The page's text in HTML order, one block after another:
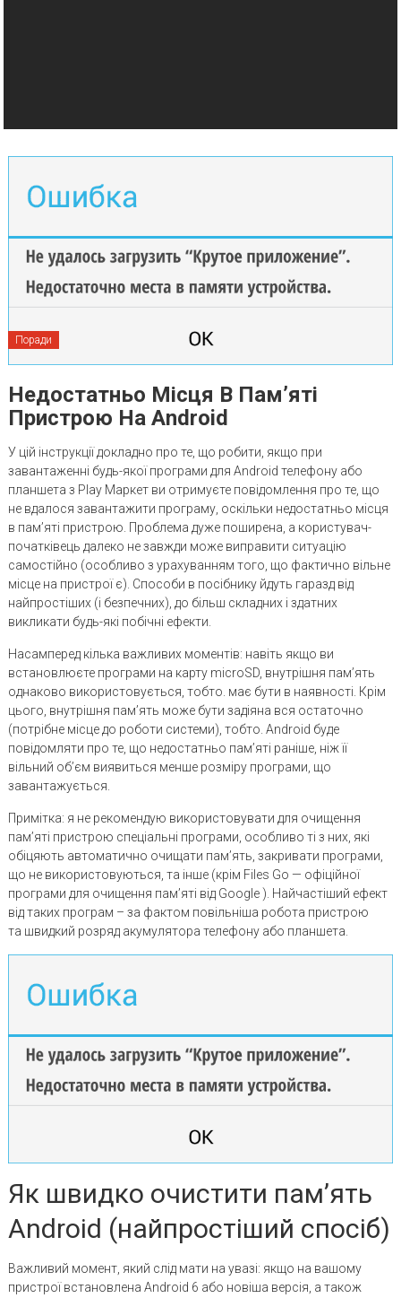
Поради
Недостатньо Місця В Пам’яті
Пристрою На Android
У цій інструкції докладно про те, що робити, якщо при
завантаженні будь-якої програми для Android телефону або
планшета з Play Маркет ви отримуєте повідомлення про те, що
не вдалося завантажити програму, оскільки недостатньо місця
в пам’яті пристрою. Проблема дуже поширена, а користувач-
початківець далеко не завжди може виправити ситуацію
самостійно (особливо з урахуванням того, що фактично вільне
місце на пристрої є). Способи в посібнику йдуть гаразд від
найпростіших (і безпечних), до більш складних і здатних
викликати будь-які побічні ефекти.
Насамперед кілька важливих моментів: навіть якщо ви
встановлюєте програми на карту microSD, внутрішня пам’ять
однаково використовується, тобто. має бути в наявності. Крім
цього, внутрішня пам’ять може бути задіяна вся остаточно
(потрібне місце до роботи системи), тобто. Android буде
повідомляти про те, що недостатньо пам’яті раніше, ніж її
вільний об’єм виявиться менше розміру програми, що
завантажується.
Примітка: я не рекомендую використовувати для очищення
пам’яті пристрою спеціальні програми, особливо ті з них, які
обіцяють автоматично очищати пам’ять, закривати програми,
що не використовуються, та інше (крім Files Go — офіційної
програми для очищення пам’яті від Google ). Найчастіший ефект
від таких програм – за фактом повільніша робота пристрою
та швидкий розряд акумулятора телефону або планшета.
Як швидко очистити пам’ять
Android (найпростіший спосіб)
Важливий момент, який слід мати на увазі: якщо на вашому
пристрої встановлена ​​Android 6 або новіша версія, а також